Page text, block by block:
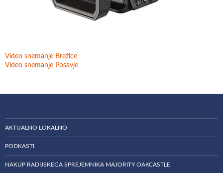
Video snemanje Brežice
Video snemanje Posavje
AKTUALNO LOKALNO
PODKASTI
NAKUP RADIJSKEGA SPREJEMNIKA MAJORITY OAKCASTLE